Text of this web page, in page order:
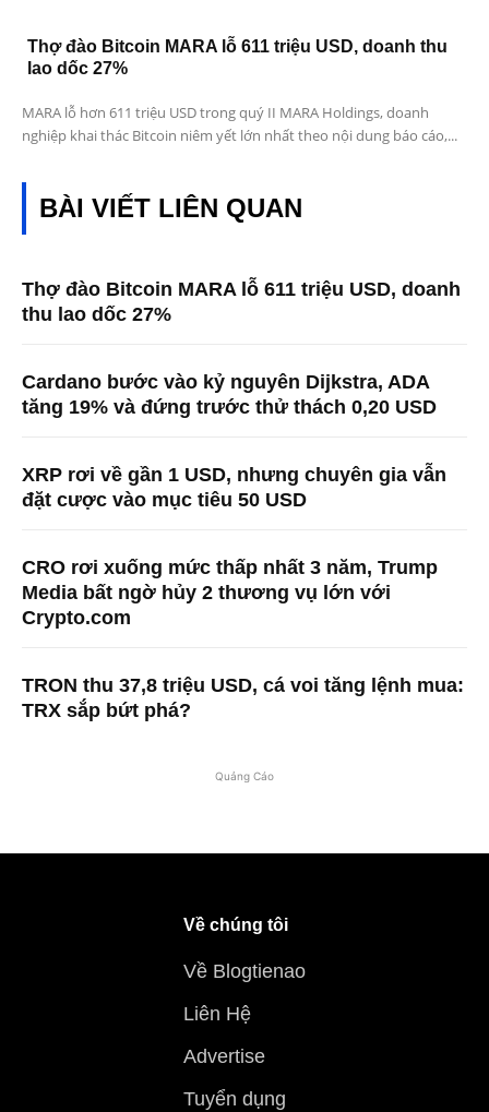
Thợ đào Bitcoin MARA lỗ 611 triệu USD, doanh thu
lao dốc 27%
MARA lỗ hơn 611 triệu USD trong quý II MARA Holdings, doanh
nghiệp khai thác Bitcoin niêm yết lớn nhất theo nội dung báo cáo,...
BÀI VIẾT LIÊN QUAN
Thợ đào Bitcoin MARA lỗ 611 triệu USD, doanh
thu lao dốc 27%
Cardano bước vào kỷ nguyên Dijkstra, ADA
tăng 19% và đứng trước thử thách 0,20 USD
XRP rơi về gần 1 USD, nhưng chuyên gia vẫn
đặt cược vào mục tiêu 50 USD
CRO rơi xuống mức thấp nhất 3 năm, Trump
Media bất ngờ hủy 2 thương vụ lớn với
Crypto.com
TRON thu 37,8 triệu USD, cá voi tăng lệnh mua:
TRX sắp bứt phá?
Quảng Cáo
Về chúng tôi
Về Blogtienao
Liên Hệ
Advertise
Tuyển dụng